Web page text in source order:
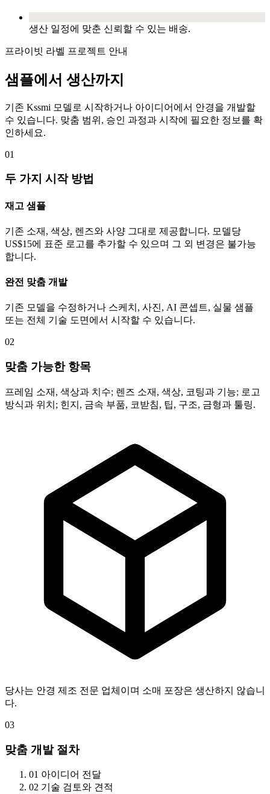
생산 일정에 맞춘 신뢰할 수 있는 배송.
프라이빗 라벨 프로젝트 안내
샘플에서 생산까지
기존 Kssmi 모델로 시작하거나 아이디어에서 안경을 개발할
수 있습니다. 맞춤 범위, 승인 과정과 시작에 필요한 정보를 확
인하세요.
01
두 가지 시작 방법
재고 샘플
기존 소재, 색상, 렌즈와 사양 그대로 제공합니다. 모델당
US$15에 표준 로고를 추가할 수 있으며 그 외 변경은 불가능
합니다.
완전 맞춤 개발
기존 모델을 수정하거나 스케치, 사진, AI 콘셉트, 실물 샘플
또는 전체 기술 도면에서 시작할 수 있습니다.
02
맞춤 가능한 항목
프레임 소재, 색상과 치수; 렌즈 소재, 색상, 코팅과 기능; 로고
방식과 위치; 힌지, 금속 부품, 코받침, 팁, 구조, 금형과 툴링.
당사는 안경 제조 전문 업체이며 소매 포장은 생산하지 않습니
다.
03
맞춤 개발 절차
01 아이디어 전달
02 기술 검토와 견적